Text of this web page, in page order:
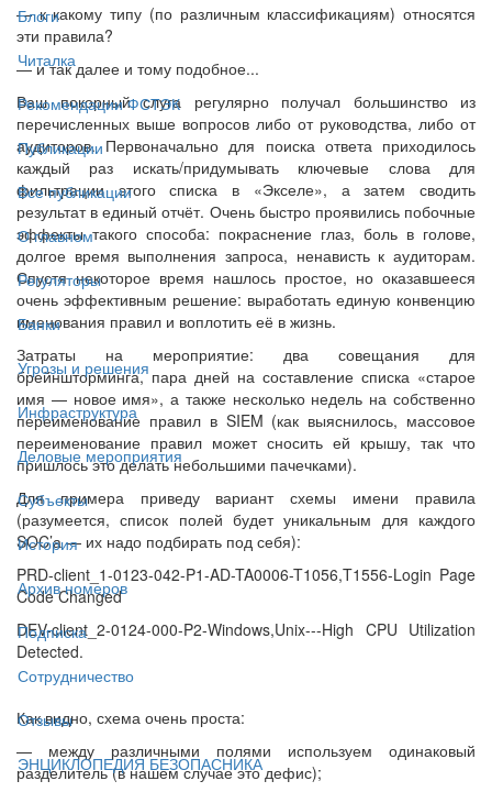
Блоги
Читалка
Рекомендации ФСТЭК
Публикации
Все публикации
О главном
Регуляторы
Банки
Угрозы и решения
Инфраструктура
Деловые мероприятия
Субъекты
История
Архив номеров
Подписка
Сотрудничество
Отзывы
ЭНЦИКЛОПЕДИЯ БЕЗОПАСНИКА
— к какому типу (по различным классификациям) относятся
эти правила?
— и так далее и тому подобное...
Ваш покорный слуга регулярно получал большинство из
перечисленных выше вопросов либо от руководства, либо от
аудиторов. Первоначально для поиска ответа приходилось
каждый раз искать/придумывать ключевые слова для
фильтрации этого списка в «Экселе», а затем сводить
результат в единый отчёт. Очень быстро проявились побочные
эффекты такого способа: покраснение глаз, боль в голове,
долгое время выполнения запроса, ненависть к аудиторам.
Спустя некоторое время нашлось простое, но оказавшееся
очень эффективным решение: выработать единую конвенцию
именования правил и воплотить её в жизнь.
Затраты на мероприятие: два совещания для
брейншторминга, пара дней на составление списка «старое
имя — новое имя», а также несколько недель на собственно
переименование правил в SIEM (как выяснилось, массовое
переименование правил может сносить ей крышу, так что
пришлось это делать небольшими пачечками).
Для примера приведу вариант схемы имени правила
(разумеется, список полей будет уникальным для каждого
SOC’а — их надо подбирать под себя):
PRD-client_1-0123-042-P1-AD-TA0006-T1056,T1556-Login Page
Code Changed
DEV-client_2-0124-000-P2-Windows,Unix---High CPU Utilization
Detected.
Как видно, схема очень проста:
— между различными полями используем одинаковый
разделитель (в нашем случае это дефис);